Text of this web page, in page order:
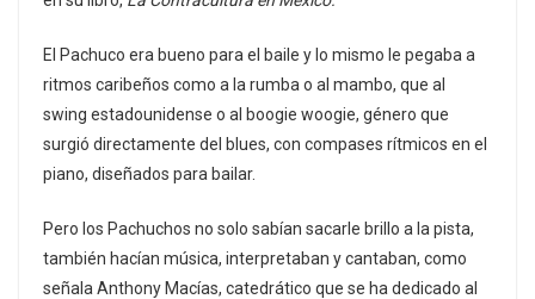
El Pachuco era bueno para el baile y lo mismo le pegaba a
ritmos caribeños como a la rumba o al mambo, que al
swing estadounidense o al boogie woogie, género que
surgió directamente del blues, con compases rítmicos en el
piano, diseñados para bailar.
Pero los Pachuchos no solo sabían sacarle brillo a la pista,
también hacían música, interpretaban y cantaban, como
señala Anthony Macías, catedrático que se ha dedicado al